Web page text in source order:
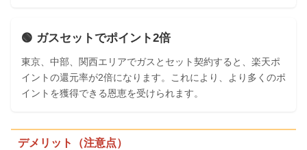
🟢 ガスセットでポイント2倍
東京、中部、関西エリアでガスとセット契約すると、楽天ポ
イントの還元率が2倍になります。これにより、より多くのポ
イントを獲得できる恩恵を受けられます。
デメリット（注意点）